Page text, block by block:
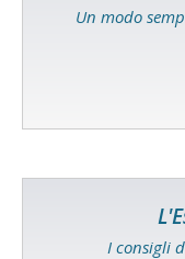
Un modo
I consigli